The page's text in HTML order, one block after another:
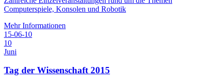
Computerspiele, Konsolen und Robotik
Mehr Informationen
15-06-10
10
Juni
Tag der Wissenschaft 2015